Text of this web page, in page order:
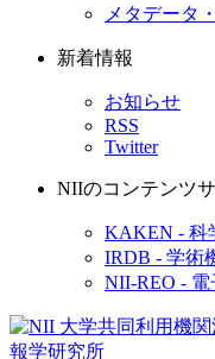
メタデータ
新着情報
お知らせ
RSS
Twitter
NIIのコンテンツ
KAKEN - 科
IRDB - 学術
NII-REO -